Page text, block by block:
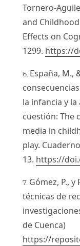
Tornero-
and
Effects on
1299. https://
España, M.,
la infancia y la
cuestión: The
media in
play.
13. https://
Gómez, P., y
técnicas de
de Cuenca)
https://